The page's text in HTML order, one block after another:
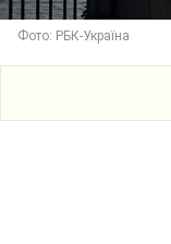
Фото: РБК-Україна